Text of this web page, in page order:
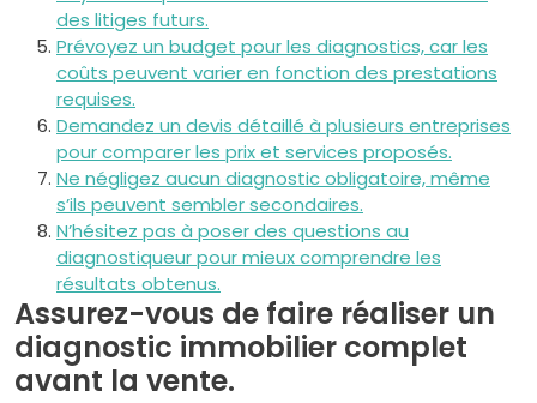
des litiges futurs.
Prévoyez un budget pour les diagnostics, car les
coûts peuvent varier en fonction des prestations
requises.
Demandez un devis détaillé à plusieurs entreprises
pour comparer les prix et services proposés.
Ne négligez aucun diagnostic obligatoire, même
s’ils peuvent sembler secondaires.
N’hésitez pas à poser des questions au
diagnostiqueur pour mieux comprendre les
résultats obtenus.
Assurez-vous de faire réaliser un
diagnostic immobilier complet
avant la vente.